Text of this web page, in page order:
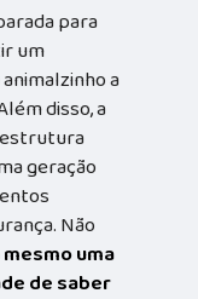
para
um
a
disso, a
geração
Não
uma
de saber